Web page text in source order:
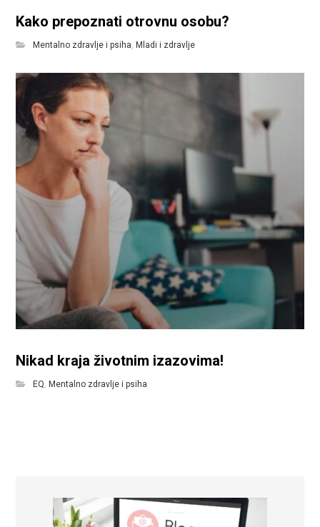
Kako prepoznati otrovnu osobu?
Mentalno zdravlje i psiha, Mladi i zdravlje
Nikad kraja životnim izazovima!
EQ ,Mentalno zdravlje i psiha